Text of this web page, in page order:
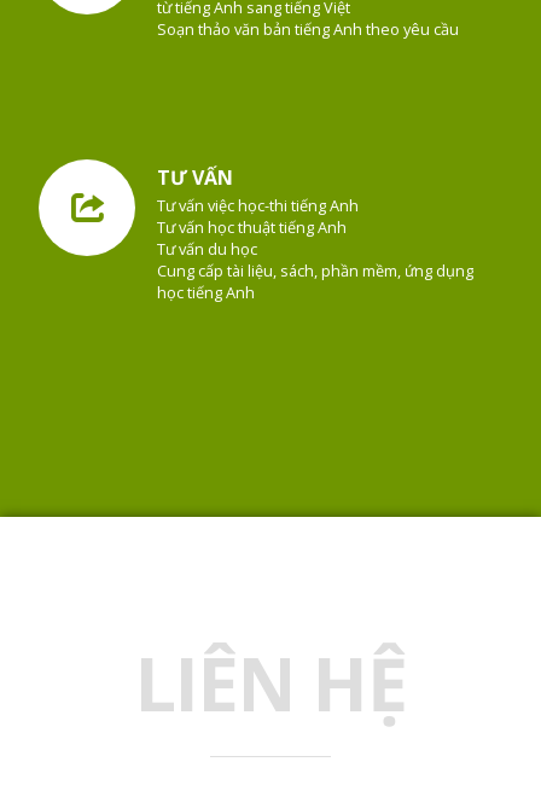
từ tiếng Anh sang tiếng Việt
Soạn thảo văn bản tiếng Anh theo yêu cầu
TƯ VẤN
Tư vấn việc học-thi tiếng Anh
Tư vấn học thuật tiếng Anh
Tư vấn du học
Cung cấp tài liệu, sách, phần mềm, ứng dụng
học tiếng Anh
LIÊN HỆ